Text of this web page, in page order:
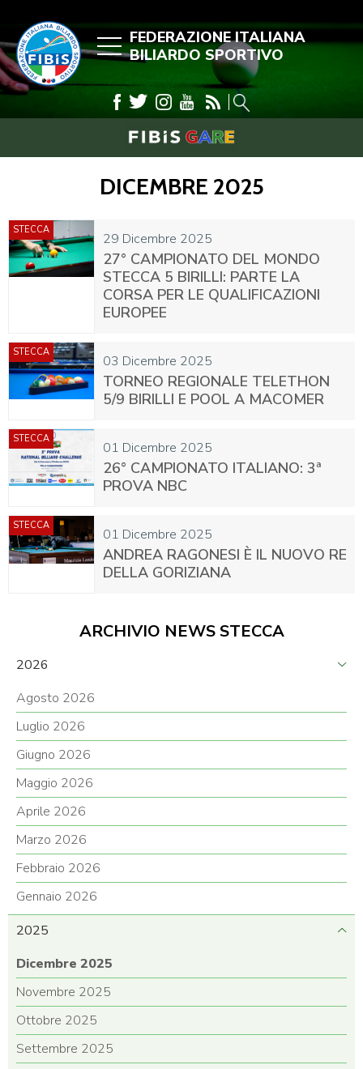
FEDERAZIONE ITALIANA
BILIARDO SPORTIVO
DICEMBRE 2025
29 Dicembre 2025
STECCA
27° CAMPIONATO DEL MONDO
STECCA 5 BIRILLI: PARTE LA
CORSA PER LE QUALIFICAZIONI
EUROPEE
03 Dicembre 2025
STECCA
TORNEO REGIONALE TELETHON
5/9 BIRILLI E POOL A MACOMER
01 Dicembre 2025
STECCA
26° CAMPIONATO ITALIANO: 3ª
PROVA NBC
01 Dicembre 2025
STECCA
ANDREA RAGONESI È IL NUOVO RE
DELLA GORIZIANA
ARCHIVIO NEWS STECCA
2026
Agosto 2026
Luglio 2026
Giugno 2026
Maggio 2026
Aprile 2026
Marzo 2026
Febbraio 2026
Gennaio 2026
2025
Dicembre 2025
Novembre 2025
Ottobre 2025
Settembre 2025